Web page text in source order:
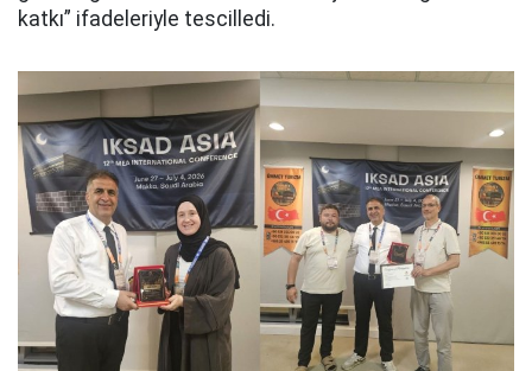
katkı” ifadeleriyle tescilledi.